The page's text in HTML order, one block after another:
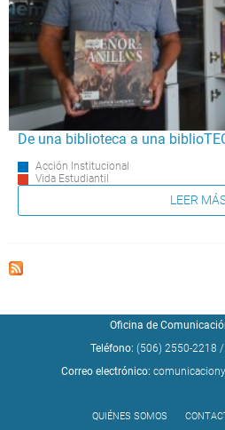
De una biblioteca a una
Acción Institucional
Vida Estudiantil
LEER
Oficina de
Teléfono: (506) 2550-2218 /
Correo electrónico:
QUIÉNES SOMOS